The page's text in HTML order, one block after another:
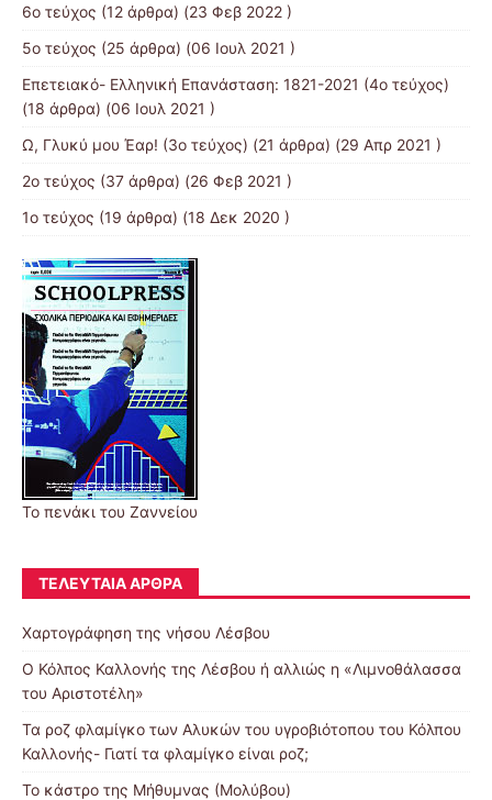
6ο τεύχος (12 άρθρα) (23 Φεβ 2022 )
5ο τεύχος (25 άρθρα) (06 Ιουλ 2021 )
Επετειακό- Ελληνική Επανάσταση: 1821-2021 (4ο τεύχος)
(18 άρθρα) (06 Ιουλ 2021 )
Ω, Γλυκύ μου Έαρ! (3ο τεύχος) (21 άρθρα) (29 Απρ 2021 )
2o τεύχος (37 άρθρα) (26 Φεβ 2021 )
1ο τεύχος (19 άρθρα) (18 Δεκ 2020 )
Το πενάκι του Ζαννείου
ΤΕΛΕΥΤΑΊΑ ΆΡΘΡΑ
Χαρτογράφηση της νήσου Λέσβου
Ο Κόλπος Καλλονής της Λέσβου ή αλλιώς η «Λιμνοθάλασσα
του Αριστοτέλη»
Τα ροζ φλαμίγκο των Αλυκών του υγροβιότοπου του Κόλπου
Καλλονής- Γιατί τα φλαμίγκο είναι ροζ;
To κάστρο της Μήθυμνας (Μολύβου)